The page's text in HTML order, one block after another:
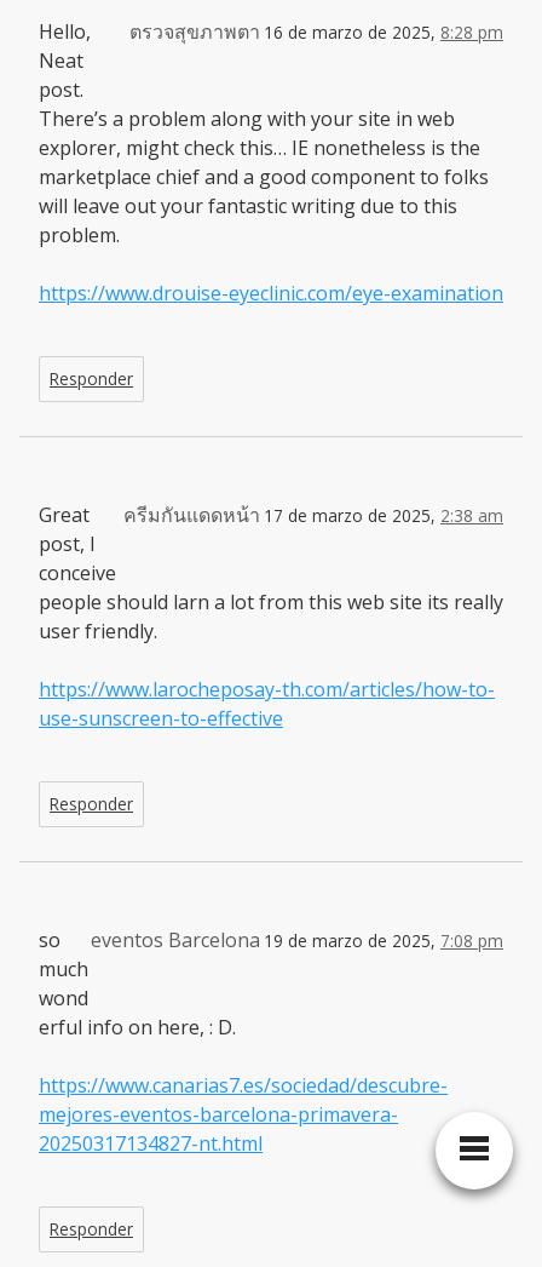
ตรวจสุขภาพตา 16 de marzo de 2025, 8:28 pm
Hello,
Neat
post.
There’s a problem along with your site in web
explorer, might check this… IE nonetheless is the
marketplace chief and a good component to folks
will leave out your fantastic writing due to this
problem.
https://www.drouise-eyeclinic.com/eye-examination
Responder
ครีมกันแดดหน้า 17 de marzo de 2025, 2:38 am
Great
post, I
conceive
people should larn a lot from this web site its really
user friendly.
https://www.larocheposay-th.com/articles/how-to-
use-sunscreen-to-effective
Responder
eventos Barcelona 19 de marzo de 2025, 7:08 pm
so
much
wond
erful info on here, : D.
https://www.canarias7.es/sociedad/descubre-
mejores-eventos-barcelona-primavera-
20250317134827-nt.html
Responder